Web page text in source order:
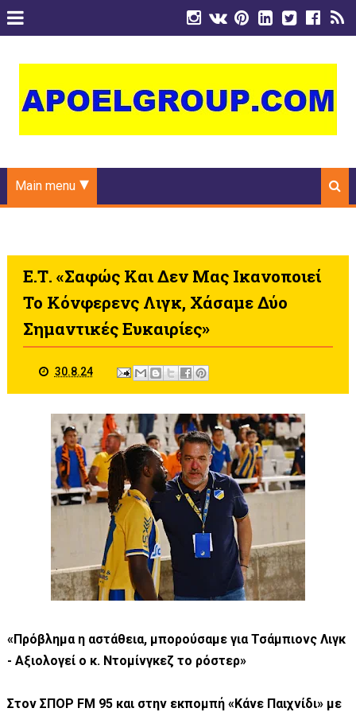
Main menu
Ε.Τ. «Σαφώς Και Δεν Μας Ικανοποιεί
Το Κόνφερενς Λιγκ, Χάσαμε Δύο
Σημαντικές Ευκαιρίες»
30.8.24
«Πρόβλημα η αστάθεια, μπορούσαμε για Τσάμπιονς Λιγκ
- Αξιολογεί ο κ. Ντομίνγκεζ το ρόστερ»
Στον ΣΠΟΡ FM 95 και στην εκπομπή «Κάνε Παιχνίδι» με